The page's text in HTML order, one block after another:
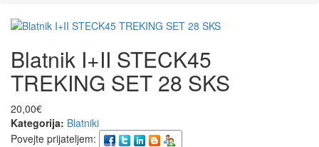
Blatnik I+II STECK45
TREKING SET 28 SKS
20,00€
Kategorija: Blatniki
Povejte prijateljem: